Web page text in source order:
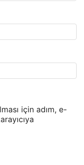
için adım, e-